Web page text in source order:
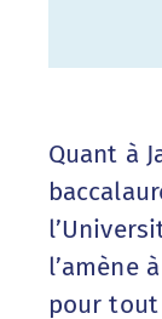
Quant à
l’amène
pour tout